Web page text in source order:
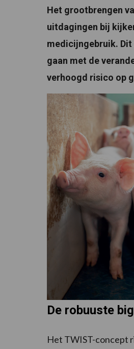
Het grootbrengen
uitdagingen bij
medicijngebruik.
gaan met de
verhoogd risico op
De robuuste big
Het TWIST-concept